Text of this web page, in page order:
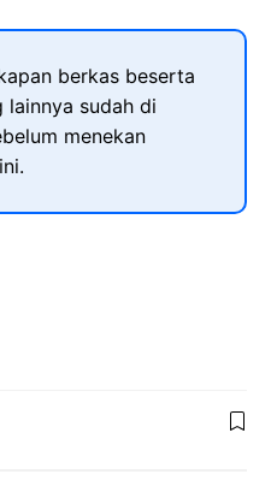
berkas beserta
lainnya sudah di
menekan